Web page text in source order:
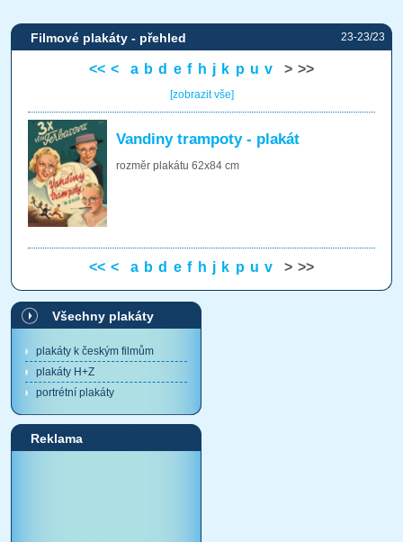
Filmové plakáty - přehled 23-23/23
<< < a b d e f h j k p u v > >>
[zobrazit vše]
Vandiny trampoty - plakát
rozměr plakátu 62x84 cm
<< < a b d e f h j k p u v > >>
Všechny plakáty
plakáty k českým filmům
plakáty H+Z
portrétní plakáty
Reklama